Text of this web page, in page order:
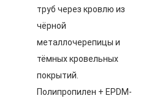
труб через кровлю из
чёрной
металлочерепицы и
тёмных кровельных
покрытий.
Полипропилен + EPDM-